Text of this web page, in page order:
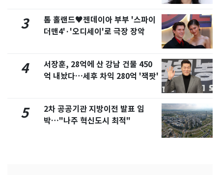
3
톰 홀랜드♥젠데이아 부부 '스파이
더맨4'·'오디세이'로 극장 장악
4
서장훈, 28억에 산 강남 건물 450
억 내놨다…세후 차익 280억 '잭팟'
5
2차 공공기관 지방이전 발표 임
박…"나주 혁신도시 최적"